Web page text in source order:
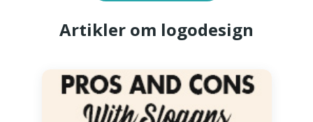
Artikler om logodesign